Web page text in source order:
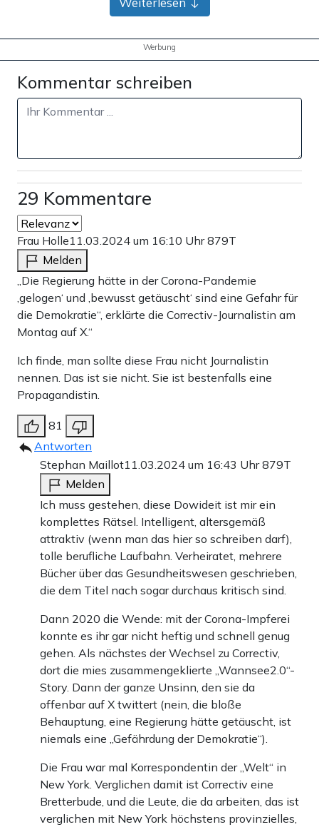
Werbung
Kommentar schreiben
29 Kommentare
Frau Holle11.03.2024 um 16:10 Uhr879T
Melden
„Die Regierung hätte in der Corona-Pandemie
‚gelogen‘ und ‚bewusst getäuscht‘ sind eine Gefahr für
die Demokratie“, erklärte die Correctiv-Journalistin am
Montag auf X.“
Ich finde, man sollte diese Frau nicht Journalistin
nennen. Das ist sie nicht. Sie ist bestenfalls eine
Propagandistin.
81
Antworten
Stephan Maillot11.03.2024 um 16:43 Uhr879T
Melden
Ich muss gestehen, diese Dowideit ist mir ein
komplettes Rätsel. Intelligent, altersgemäß
attraktiv (wenn man das hier so schreiben darf),
tolle berufliche Laufbahn. Verheiratet, mehrere
Bücher über das Gesundheitswesen geschrieben,
die dem Titel nach sogar durchaus kritisch sind.
Dann 2020 die Wende: mit der Corona-Impferei
konnte es ihr gar nicht heftig und schnell genug
gehen. Als nächstes der Wechsel zu Correctiv,
dort die mies zusammengeklierte „Wannsee2.0“-
Story. Dann der ganze Unsinn, den sie da
offenbar auf X twittert (nein, die bloße
Behauptung, eine Regierung hätte getäuscht, ist
niemals eine „Gefährdung der Demokratie“).
Die Frau war mal Korrespondentin der „Welt“ in
New York. Verglichen damit ist Correctiv eine
Bretterbude, und die Leute, die da arbeiten, das ist
verglichen mit New York höchstens provinzielles,